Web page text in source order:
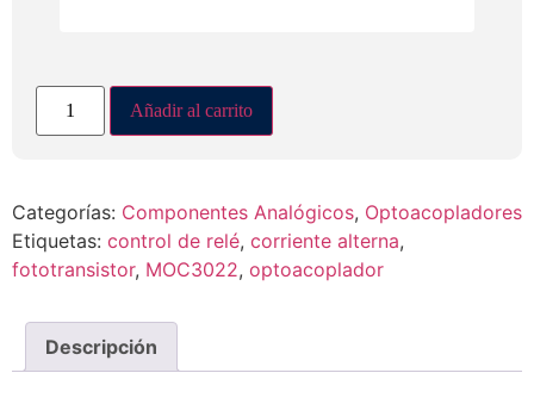
MOC3022
cantidad
Añadir al carrito
Categorías: Componentes Analógicos, Optoacopladores
Etiquetas: control de relé, corriente alterna,
fototransistor, MOC3022, optoacoplador
Descripción